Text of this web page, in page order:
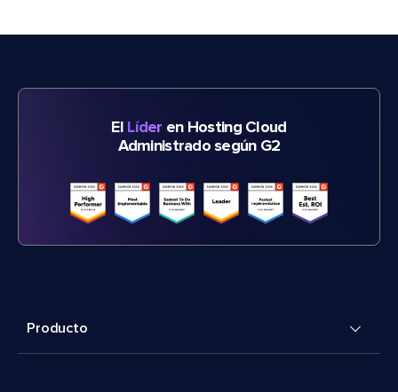
El Líder en Hosting Cloud
Administrado según G2
Producto